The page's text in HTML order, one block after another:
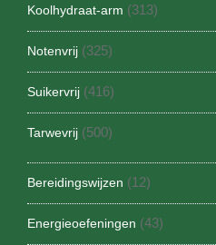
Koolhydraat-arm (313)
Notenvrij (325)
Suikervrij (416)
Tarwevrij (500)
Bereidingswijzen (12)
Energieoefeningen (43)